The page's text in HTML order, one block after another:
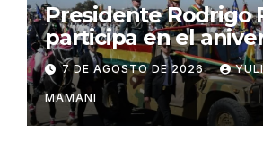
Presidente Rodrigo
participa en el
las Fuerzas Armadas
7 DE AGOSTO DE 2026
MAMANI